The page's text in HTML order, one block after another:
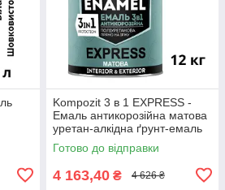
Kompozit 3 в 1 EXPRESS -
Емаль антикорозійна матова
уретан-алкідна ґрунт-емаль
Готово до відправки
4 163,40 ₴ 4 626 ₴